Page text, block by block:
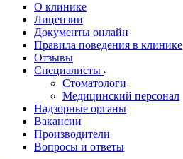
О клинике
Лицензии
Документы онлайн
Правила поведения в клинике
Отзывы
Специалисты
Стоматологи
Медицинский персонал
Надзорные органы
Вакансии
Производители
Вопросы и ответы